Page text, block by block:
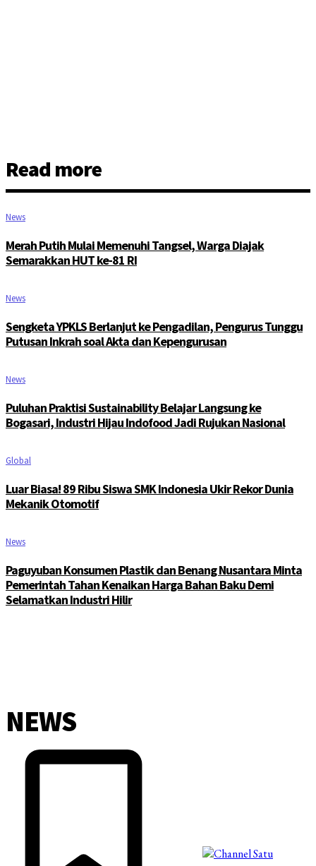
Read more
News
Merah Putih Mulai Memenuhi Tangsel, Warga Diajak
Semarakkan HUT ke-81 RI
News
Sengketa YPKLS Berlanjut ke Pengadilan, Pengurus Tunggu
Putusan Inkrah soal Akta dan Kepengurusan
News
Puluhan Praktisi Sustainability Belajar Langsung ke
Bogasari, Industri Hijau Indofood Jadi Rujukan Nasional
Global
Luar Biasa! 89 Ribu Siswa SMK Indonesia Ukir Rekor Dunia
Mekanik Otomotif
News
Paguyuban Konsumen Plastik dan Benang Nusantara Minta
Pemerintah Tahan Kenaikan Harga Bahan Baku Demi
Selamatkan Industri Hilir
NEWS